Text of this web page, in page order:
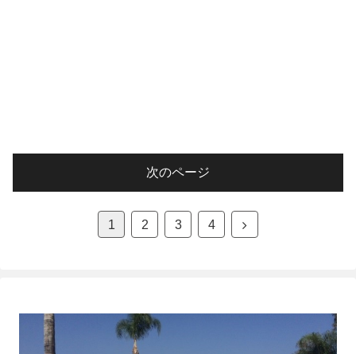
次のページ
1 2 3 4
次